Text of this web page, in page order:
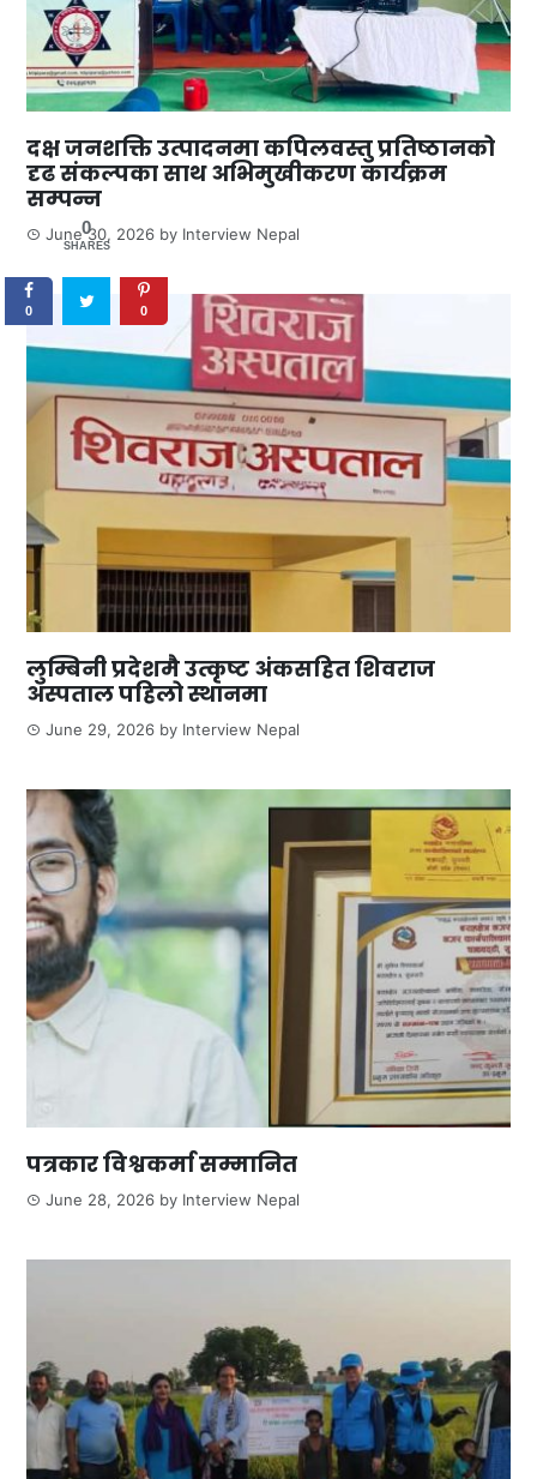
दक्ष जनशक्ति उत्पादनमा कपिलवस्तु प्रतिष्ठानको
दृढ संकल्पका साथ अभिमुखीकरण कार्यक्रम
सम्पन्न
June 30, 2026 by Interview Nepal
लुम्बिनी प्रदेशमै उत्कृष्ट अंकसहित शिवराज
अस्पताल पहिलो स्थानमा
June 29, 2026 by Interview Nepal
पत्रकार विश्वकर्मा सम्मानित
June 28, 2026 by Interview Nepal
0
SHARES
0 0